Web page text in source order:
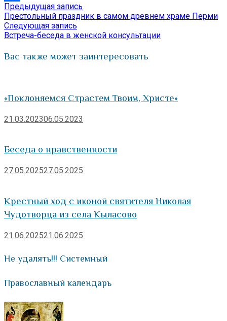
Отправить
Навигация
по
записям
Предыдущая запись
запись:
Престольный праздник в самом древнем храме Перми
Следующая запись
запись:
Встреча-беседа в женской консультации
Вас также может заинтересовать
«Поклоняемся Страстем Твоим, Христе»
21.03.202306.05.2023
Беседа о нравственности
27.05.202527.05.2025
Крестный ход с иконой святителя Николая
Чудотворца из села Кыласово
21.06.202521.06.2025
Не удалять!!! Системный
Православный календарь